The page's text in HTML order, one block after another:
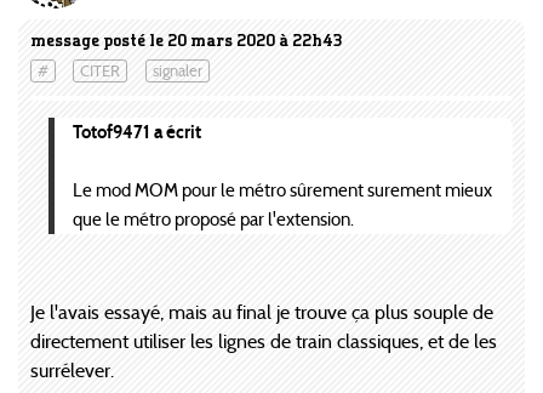
message posté le 20 mars 2020 à 22h43
# CITER signaler
Totof9471 a écrit
Le mod MOM pour le métro sûrement surement mieux
que le métro proposé par l'extension.
Je l'avais essayé, mais au final je trouve ça plus souple de
directement utiliser les lignes de train classiques, et de les
surrélever.